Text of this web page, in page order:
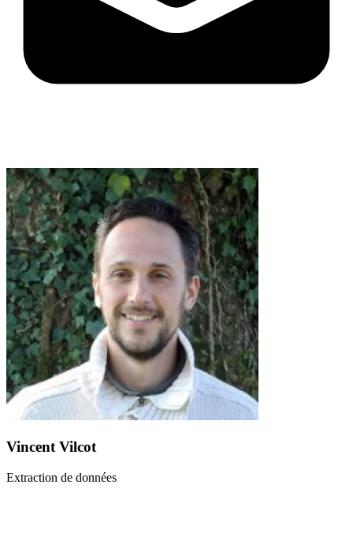
Vincent Vilcot
Extraction de données